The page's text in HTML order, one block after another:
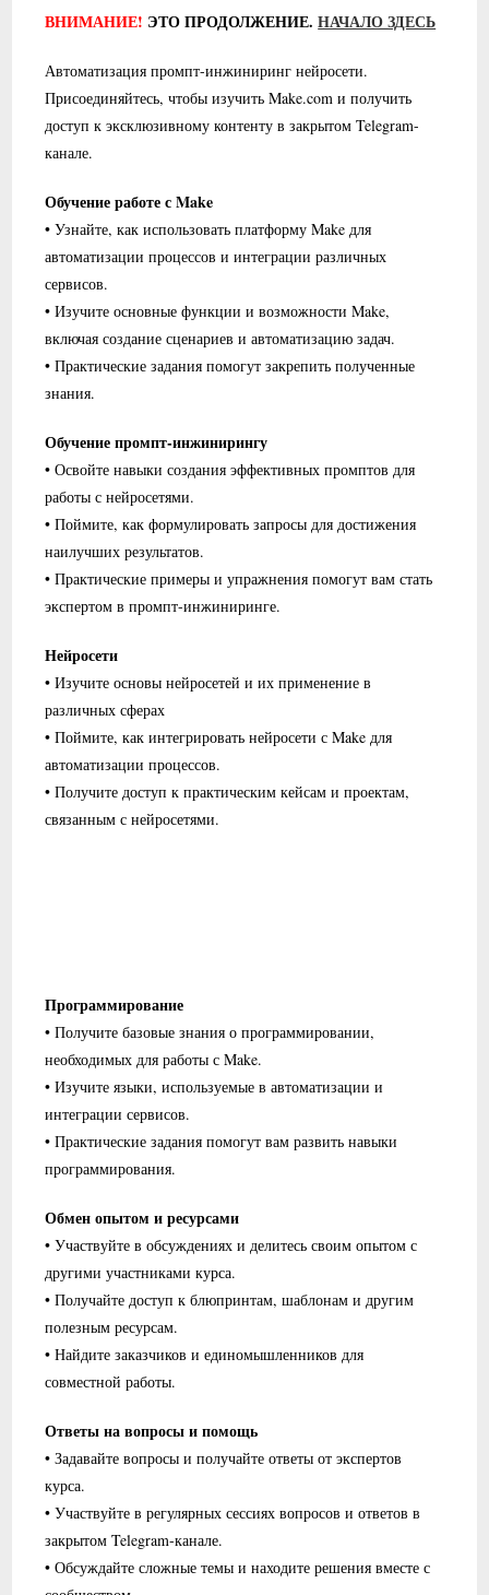
ВНИМАНИЕ! ЭТО ПРОДОЛЖЕНИЕ.НАЧАЛО ЗДЕСЬ
Автоматизация промпт-инжиниринг нейросети.
Присоединяйтесь, чтобы изучить Make.com и получить
доступ к эксклюзивному контенту в закрытом Telegram-
канале.
Обучение работе с Make
• Узнайте, как использовать платформу Make для
автоматизации процессов и интеграции различных
сервисов.
• Изучите основные функции и возможности Make,
включая создание сценариев и автоматизацию задач.
• Практические задания помогут закрепить полученные
знания.
Обучение промпт-инжинирингу
• Освойте навыки создания эффективных промптов для
работы с нейросетями.
• Поймите, как формулировать запросы для достижения
наилучших результатов.
• Практические примеры и упражнения помогут вам стать
экспертом в промпт-инжиниринге.
Нейросети
• Изучите основы нейросетей и их применение в
различных сферах
• Поймите, как интегрировать нейросети с Make для
автоматизации процессов.
• Получите доступ к практическим кейсам и проектам,
связанным с нейросетями.
Программирование
• Получите базовые знания о программировании,
необходимых для работы с Make.
• Изучите языки, используемые в автоматизации и
интеграции сервисов.
• Практические задания помогут вам развить навыки
программирования.
Обмен опытом и ресурсами
• Участвуйте в обсуждениях и делитесь своим опытом с
другими участниками курса.
• Получайте доступ к блюпринтам, шаблонам и другим
полезным ресурсам.
• Найдите заказчиков и единомышленников для
совместной работы.
Ответы на вопросы и помощь
• Задавайте вопросы и получайте ответы от экспертов
курса.
• Участвуйте в регулярных сессиях вопросов и ответов в
закрытом Telegram-канале.
• Обсуждайте сложные темы и находите решения вместе с